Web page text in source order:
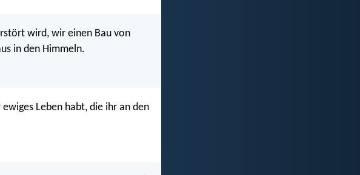
wird, wir einen Bau von
in den Himmeln.
Leben habt, die ihr an den